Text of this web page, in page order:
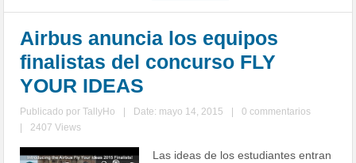
Airbus anuncia los equipos
finalistas del concurso FLY
YOUR IDEAS
Publicado porTallyHo Date: mayo 14, 2015
0 commentarios
2407 Views
Las ideas de los estudiantes entran